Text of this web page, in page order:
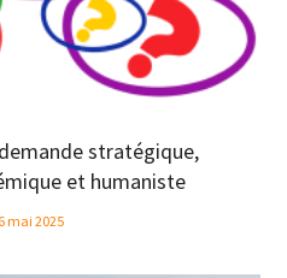
stratégique,
et humaniste
mai 2025